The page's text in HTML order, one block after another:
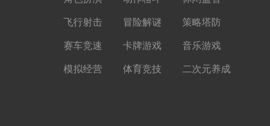
飞行射击 冒险解谜 策略塔防
赛车竞速 卡牌游戏 音乐游戏
模拟经营 体育竞技 二次元养成